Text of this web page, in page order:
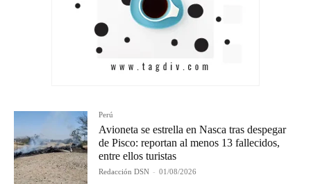
Perú
Avioneta se estrella en Nasca tras despegar
de Pisco: reportan al menos 13 fallecidos,
entre ellos turistas
Redacción DSN - 01/08/2026